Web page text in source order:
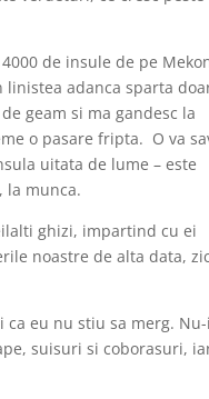
de insule de pe
adanca sparta
geam si ma gandesc la
o pasare fripta. O va
uitata de lume – este
la munca.
ghizi, impartind cu ei
noastre de alta data,
eu nu stiu sa merg. Nu-i
suisuri si coborasuri,